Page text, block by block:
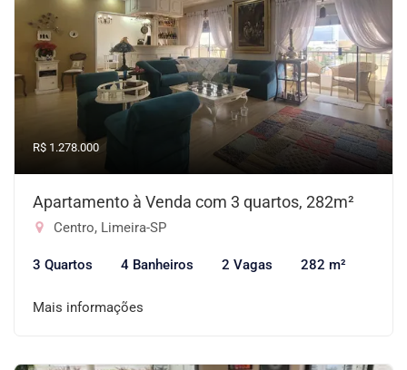
R$ 1.278.000
Apartamento à Venda com 3 quartos, 282m²
Centro, Limeira-SP
3 Quartos 4 Banheiros 2 Vagas 282 m²
Mais informações